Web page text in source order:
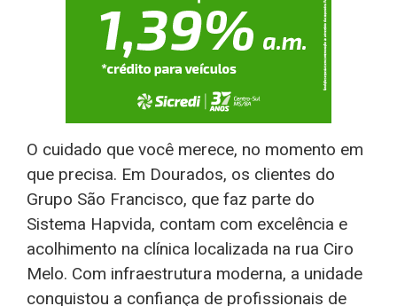
O cuidado que você merece, no momento em
que precisa. Em Dourados, os clientes do
Grupo São Francisco, que faz parte do
Sistema Hapvida, contam com excelência e
acolhimento na clínica localizada na rua Ciro
Melo. Com infraestrutura moderna, a unidade
conquistou a confiança de profissionais de